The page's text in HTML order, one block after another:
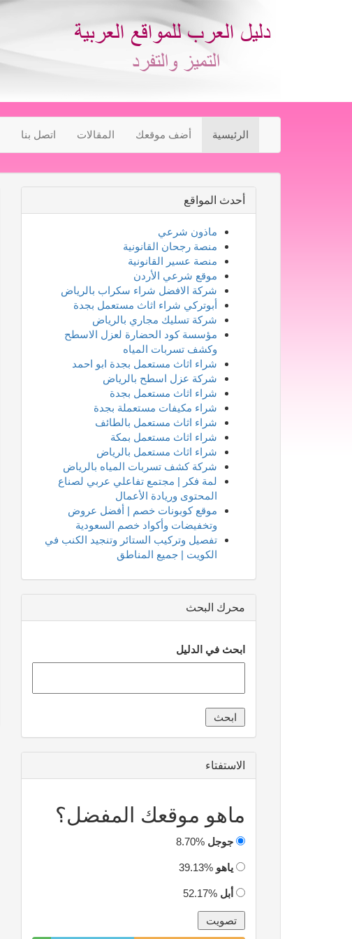
الرئيسية أضف موقعك المقالات اتصل بنا
أحدث المواقع
ماذون شرعي
منصة رجحان القانونية
منصة عسير القانونية
موقع شرعي الأردن
شركة الافضل شراء سكراب بالرياض
أبوتركي شراء اثاث مستعمل بجدة
شركة تسليك مجاري بالرياض
مؤسسة كود الحضارة لعزل الاسطح
وكشف تسربات المياه
شراء اثاث مستعمل بجدة ابو احمد
شركة عزل اسطح بالرياض
شراء اثاث مستعمل بجدة
شراء مكيفات مستعملة بجدة
شراء اثاث مستعمل بالطائف
شراء اثاث مستعمل بمكة
شراء اثاث مستعمل بالرياض
شركة كشف تسربات المياه بالرياض
لمة فكر | مجتمع تفاعلي عربي لصناع
المحتوى وريادة الأعمال
موقع كوبونات خصم | أفضل عروض
وتخفيضات وأكواد خصم السعودية
تفصيل وتركيب الستائر وتنجيد الكنب في
الكويت | جميع المناطق
محرك البحث
ابحث في الدليل
الاستفتاء
ماهو موقعك المفضل؟
جوجل 8.70%
ياهو 39.13%
أبل 52.17%